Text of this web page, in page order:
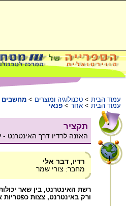
עמוד הבית > טכנולוגיה ומוצרים > מחשבים
עמוד הבית > אחר > פנאי
תקציר
האזנה לרדיו דרך האינטרנט
רדיו, דבר אלי
מחבר: צורי שמר
רשת האינטרנט, בין שאר
ורק באינטרנט, צצות